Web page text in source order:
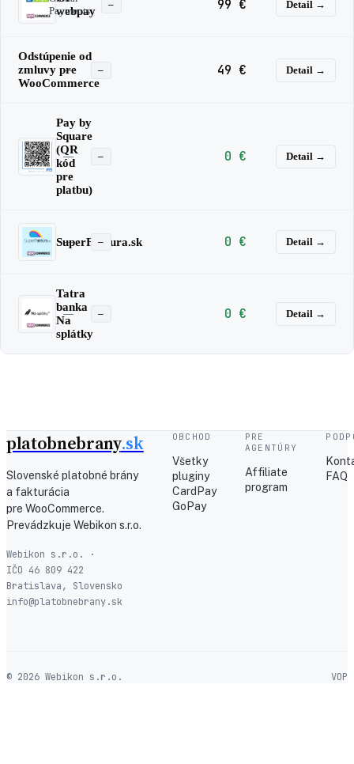
webpay
Payments
— 99 € Detail →
Odstúpenie od
zmluvy pre
WooCommerce
— — 49 € Detail →
Pay by
Square
(QR
kód
pre
platbu)
— — 0 € Detail →
SuperFaktura.sk
— — 0 € Detail →
Tatra
banka
Na
splátky
— — 0 € Detail →
platobnebrany.sk
Slovenské platobné brány
a fakturácia
pre WooCommerce.
Prevádzkuje Webikon s.r.o.
Webikon s.r.o. ·
IČO 46 809 422
Bratislava, Slovensko
info@platobnebrany.sk
OBCHOD
Všetky
pluginy
CardPay
GoPay
PRE
AGENTÚRY
Affiliate
program
FAQ
© 2026 Webikon s.r.o. VOP